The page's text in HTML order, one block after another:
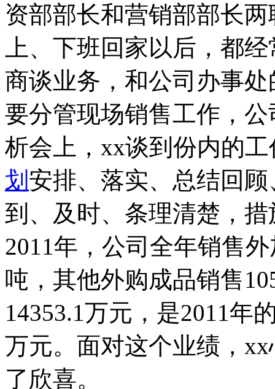
资部部长和营销部部长
上、下班回家以后，都
商谈业务，和公司办事
要分管现场销售工作，
析会上，xx谈到份内的
划 安排、落实、总结回
到、及时、条理清楚，
2011年，公司全年销售
吨，其他外购成品销售
14353.1万元，是2011年
万元。面对这个业绩，
了欣喜。